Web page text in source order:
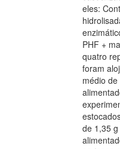
eles:
PHF +
quatro
foram
médio
de 1,35